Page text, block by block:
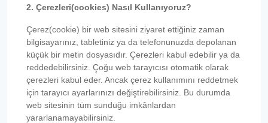
2. Çerezleri(cookies) Nasıl Kullanıyoruz?
Çerez(cookie) bir web sitesini ziyaret ettiğiniz zaman
bilgisayarınız, tabletiniz ya da telefonunuzda depolanan
küçük bir metin dosyasıdır. Çerezleri kabul edebilir ya da
reddedebilirsiniz. Çoğu web tarayıcısı otomatik olarak
çerezleri kabul eder. Ancak çerez kullanımını reddetmek
için tarayıcı ayarlarınızı değiştirebilirsiniz. Bu durumda
web sitesinin tüm sunduğu imkânlardan
yararlanamayabilirsiniz.